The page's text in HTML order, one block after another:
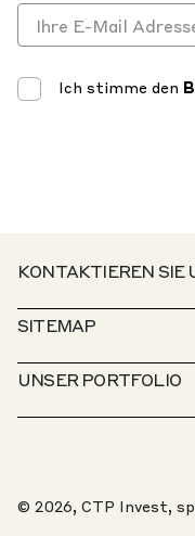
Ich stimme den
KONTAKTIEREN SIE
KONTAKT
SERVICESCHALTER
WHISTLEBLOWER-
SITEMAP
IMMOBILIENSUCHE
NACHHALTIGKEIT
ÜBER UNS
UNSER PORTFOLIO
TOP 20 PARKS
© 2026, CTP Invest,